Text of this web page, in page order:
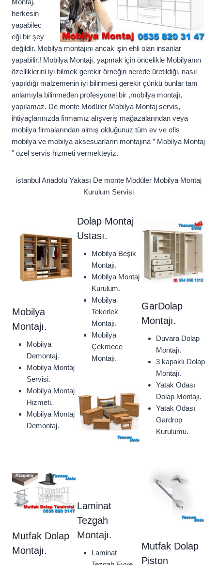
Montaj,
herkesin
yapabilec
eği bir şey
değildir. Mobilya montajını ancak işin ehli olan insanlar
yapabilir.! Mobilya Montajı, yapmak için öncelikle Mobilyanın
özelliklerini iyi bilmek gerekir örneğin nerede üretildiği, nasıl
yapıldığı malzemenin iyi bilinmesi gerekir çünkü bunlar tam
anlamıyla bilinmeden profesyonel bir ,mobilya montajı,
yapılamaz. De monte Modüler Mobilya Montaj servis,
ihtiyaçlarınızda firmamız alışveriş mağazalarından veya
mobilya firmalarından almış olduğunuz tüm ev ve ofis
mobilya ve mobilya aksesuarların montajına ” Mobilya Montaj
” özel servis hizmeti vermekteyiz.
istanbul Anadolu Yakası De monte Modüler Mobilya Montaj
Kurulum Servisi
Mobilya
Montajı.
Mobilya
Demontaj.
Mobilya Montaj
Servisi.
Mobilya Montaj
Hizmeti.
Mobilya Montaj
Demontaj.
Dolap Montaj
Ustası.
Mobilya Beşik
Montajı.
Mobilya Montaj
Kurulum.
Mobilya
Tekerlek
Montajı.
Mobilya
Çekmece
Montajı.
GarDolap
Montajı.
Duvara Dolap
Montajı.
3 kapaklı Dolap
Montajı.
Yatak Odası
Dolap Montajı.
Yatak Odası
Gardrop
Kurulumu.
Mutfak Dolap
Montajı.
Laminat
Tezgah
Montajı.
Laminat
Mutfak Dolap
Piston